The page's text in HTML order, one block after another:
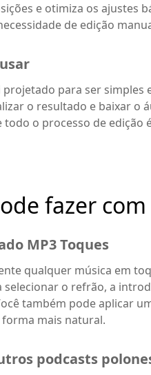
e otimiza os ajustes
de edição
para ser simples
o resultado e baixar o
todo o processo de edição
fazer
MP3 Toques
qualquer música em
selecionar o refrão, a
também pode aplicar
mais natural.
podcasts